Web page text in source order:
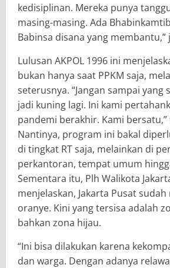
kedisiplinan. Mereka punya
masing-masing. Ada
Babinsa disana yang membantu,”
Lulusan AKPOL 1996 ini
bukan hanya saat PPKM saja,
seterusnya. “Jangan sampai yang
jadi kuning lagi. Ini kami
pandemi berakhir. Kami
Nantinya, program ini bakal
di tingkat RT saja, melainkan di
perkantoran, tempat umum
Sementara itu, Plh Walikota
menjelaskan, Jakarta Pusat
oranye. Kini yang tersisa adalah
bahkan zona hijau.
“Ini bisa dilakukan karena
dan warga. Dengan adanya